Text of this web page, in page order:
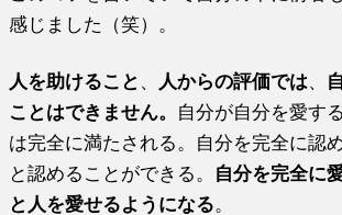
感じました（笑）。
人を助けること 、 人からの評価では、
ことはできません。 自分が自分を愛す
は完全に満たされる。自分を完全に認
と認めることができる。 自分を完全に
と人を愛せるようになる。